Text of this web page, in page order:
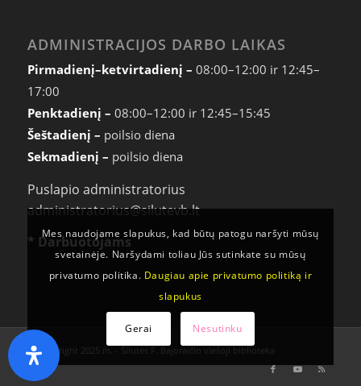
ADMINISTRACIJOS DARBO LAIKAS
Pirmadienį–ketvirtadienį – 08:00–12:00 ir 12:45–
17:00
Penktadienį – 08:00–12:00 ir 12:45–15:45
Šeštadienį – poilsio diena
Sekmadienį – poilsio diena
Puslapio administratorius
administratorius@silutevb.lt
* Darbuotojams
© Copyright 2025 m. - Šilutės F. Bajoraičio viešoji biblioteka
Mes naudojame slapukus, kad būtų patogu naršyti mūsų
svetainėje. Naršydami toliau Jūs sutinkate su mūsų
privatumo politika. Daugiau apie privatumo politiką ir
slapukus
Gerai Nesutinku